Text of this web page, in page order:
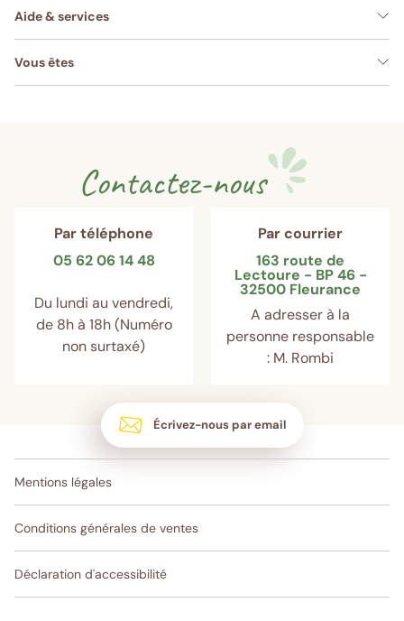
Aide & services
Vous êtes
Contactez-nous
Par téléphone
05 62 06 14 48
Du lundi au vendredi,
de 8h à 18h (Numéro
non surtaxé)
Par courrier
163 route de
Lectoure - BP 46 -
32500 Fleurance
A adresser à la
personne responsable
: M. Rombi
Écrivez-nous par email
Mentions légales
Conditions générales de ventes
Déclaration d'accessibilité